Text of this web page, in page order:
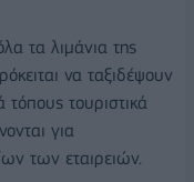
τα λιμάνια της
να ταξιδέψουν
τόπους τουριστικά
για
των εταιρειών.